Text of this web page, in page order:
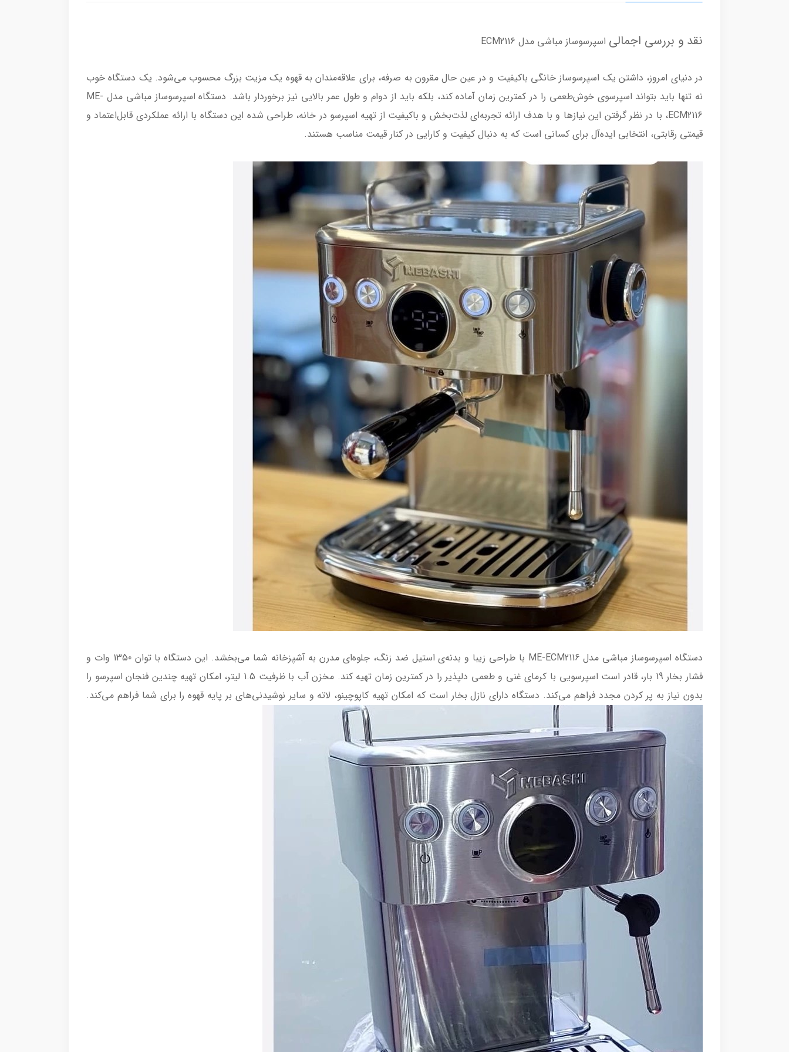
نقد و بررسی اجمالی اسپرسوساز مباشی مدل ECM2116
در دنیای امروز، داشتن یک اسپرسوساز خانگی باکیفیت و در عین حال مقرون به صرفه، برای علاقه‌مندان به قهوه یک مزیت بزرگ محسوب می‌شود. یک دستگاه خوب
نه تنها باید بتواند اسپرسوی خوش‌طعمی را در کمترین زمان آماده کند، بلکه باید از دوام و طول عمر بالایی نیز برخوردار باشد. دستگاه اسپرسوساز مباشی مدل ME-
ECM2116، با در نظر گرفتن این نیازها و با هدف ارائه تجربه‌ای لذت‌بخش و باکیفیت از تهیه اسپرسو در خانه، طراحی شده این دستگاه با ارائه عملکردی قابل‌اعتماد و
قیمتی رقابتی، انتخابی ایده‌آل برای کسانی است که به دنبال کیفیت و کارایی در کنار قیمت مناسب هستند.
دستگاه اسپرسوساز مباشی مدل ME-ECM2116 با طراحی زیبا و بدنه‌ی استیل ضد زنگ، جلوه‌ای مدرن به آشپزخانه شما می‌بخشد. این دستگاه با توان 1350 وات و
فشار بخار 19 بار، قادر است اسپرسویی با کرمای غنی و طعمی دلپذیر را در کمترین زمان تهیه کند. مخزن آب با ظرفیت 1.5 لیتر، امکان تهیه چندین فنجان اسپرسو را
بدون نیاز به پر کردن مجدد فراهم می‌کند. دستگاه دارای نازل بخار است که امکان تهیه کاپوچینو، لاته و سایر نوشیدنی‌های بر پایه قهوه را برای شما فراهم می‌کند.